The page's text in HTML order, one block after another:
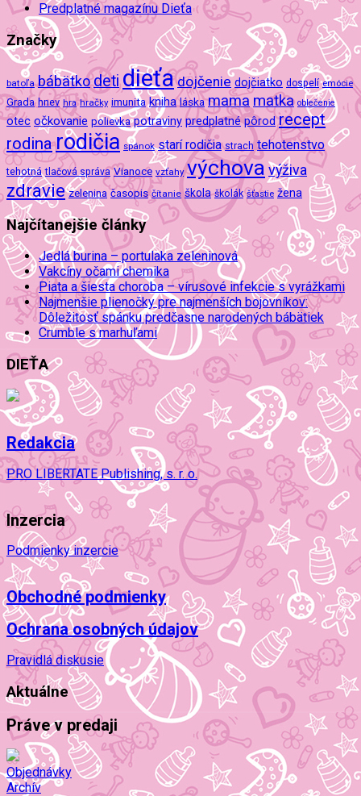
Predplatné magazínu Dieťa
Značky
batoľa bábätkodeti dieťa dojčenie dojčiatko dospelí emócie
Grada hnev hra hračky imunita kniha láska mama matka oblečenie
otec očkovanie polievka potraviny predplatné pôrod recept
rodinarodičia spánok starí rodičia strach tehotenstvo
tehotná tlačová správa Vianoce vzťahy výchova výživa
zdravie zelenina časopis čítanie škola školák šťastie žena
Najčítanejšie články
Jedlá burina – portulaka zeleninová
Vakcíny očami chemika
Piata a šiesta choroba – vírusové infekcie s vyrážkami
Najmenšie plienočky pre najmenších bojovníkov:
Dôležitosť spánku predčasne narodených bábätiek
Crumble s marhuľami
DIEŤA
Redakcia
PRO LIBERTATE Publishing, s. r. o.
Inzercia
Podmienky inzercie
Obchodné podmienky
Ochrana osobných údajov
Pravidlá diskusie
Aktuálne
Práve v predaji
Objednávky
Archív